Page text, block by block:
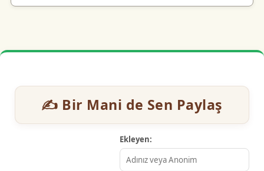
✍️ Bir Mani de Sen Paylaş
Ekleyen: